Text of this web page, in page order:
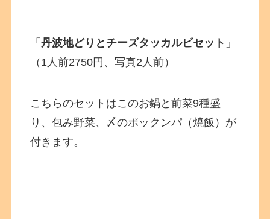
「丹波地どりとチーズタッカルビセット 」
（1人前2750円、写真2人前）
こちらのセットはこのお鍋と前菜9種盛
り、包み野菜、〆のポックンパ（焼飯）が
付きます。